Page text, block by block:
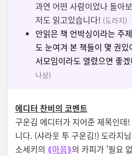
과연 어떤 사람이었나 돌아
저도 읽고있습니다! (도라지)
안읽은 책 언박싱이라는 주
도 눈여겨 본 책들이 몇 권
서모임이라도 열렸으면 좋
나상)
에디터 찬비의 코멘트
구운김 에디터가 지어준 제목인데
니다. (샤라웃 투 구운김!) 도라지
소세키의 ⟪마음⟫의 카피가 '필요